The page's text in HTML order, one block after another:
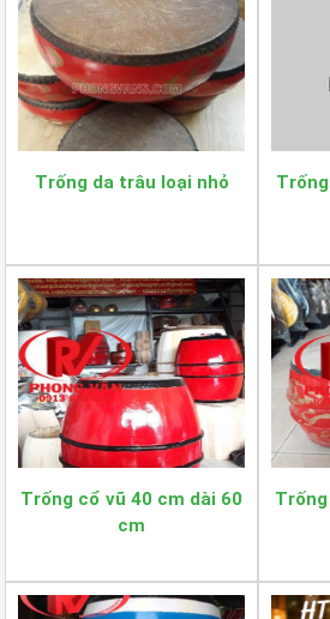
Trống da trâu loại nhỏ
Trống cổ vũ 40 cm dài 60
cm